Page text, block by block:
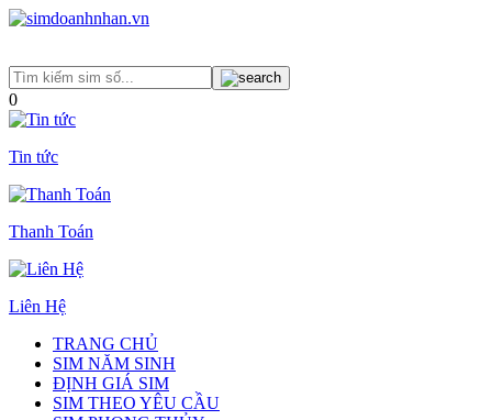
0
Tin tức
Thanh Toán
Liên Hệ
TRANG CHỦ
SIM NĂM SINH
ĐỊNH GIÁ SIM
SIM THEO YÊU CẦU